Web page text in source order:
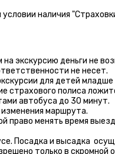
наличия
экскурсию деньги не
не несет.
для детей младше
страхового полиса
автобуса до 30 минут.
маршрута.
право менять время
Посадка и высадка
только в